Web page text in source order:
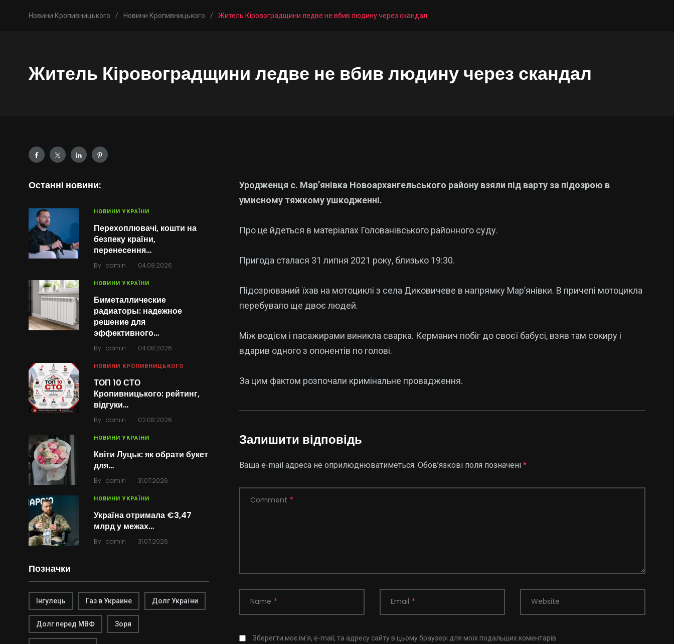
Новини Кропивницького / Новини Кропивницького / Житель Кіровоградщини ледве не вбив людину через скандал
Житель Кіровоградщини ледве не вбив людину через скандал
Останні новини:
НОВИНИ УКРАЇНИ
Перехоплювачі, кошти на
безпеку країни,
перенесення…
By admin . 04.08.2026
НОВИНИ УКРАЇНИ
Биметаллические
радиаторы: надежное
решение для
эффективного…
By admin . 04.08.2026
НОВИНИ КРОПИВНИЦЬКОГО
ТОП 10 СТО
Кропивницького: рейтинг,
відгуки…
By admin . 02.08.2026
НОВИНИ УКРАЇНИ
Квіти Луцьк: як обрати букет
для…
By admin . 31.07.2026
НОВИНИ УКРАЇНИ
Україна отримала €3,47
млрд у межах…
By admin . 31.07.2026
Позначки
Інгулець Газ в Украине Долг України
Долг перед МВФ Зоря
Уродженця с. Мар’янівка Новоархангельського району взяли під варту за підозрою в
умисному тяжкому ушкодженні.
Про це йдеться в матеріалах Голованівського районного суду.
Пригода сталася 31 липня 2021 року, близько 19:30.
Підозрюваний їхав на мотоциклі з села Диковичеве в напрямку Мар’янівки. В причепі мотоцикла
перебувало ще двоє людей.
Між водієм і пасажирами виникла сварка. Керманич побіг до своєї бабусі, взяв там сокиру і
вдарив одного з опонентів по голові.
За цим фактом розпочали кримінальне провадження.
Залишити відповідь
Ваша e-mail адреса не оприлюднюватиметься. Обов’язкові поля позначені *
Comment *
Name * Email * Website
Зберегти моє ім'я, e-mail, та адресу сайту в цьому браузері для моїх подальших коментарів.